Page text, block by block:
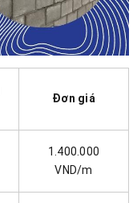
Đơn giá
1.400.000
VND/m